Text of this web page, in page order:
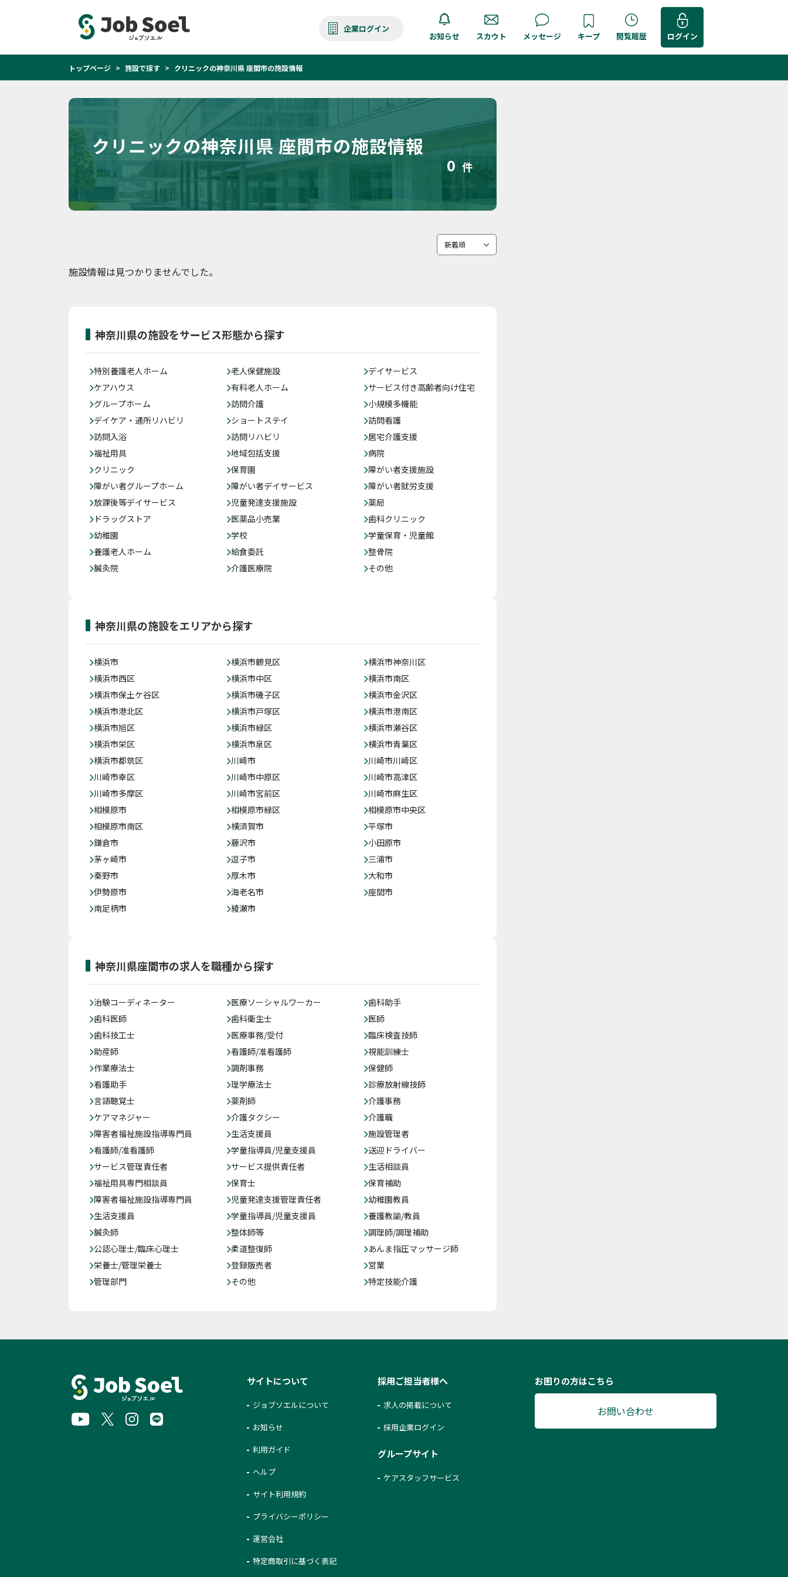
企業ログイン
お知らせ スカウト メッセージ キープ 閲覧履歴 ログイン
トップページ 施設で探す クリニックの神奈川県 座間市の施設情報
クリニックの神奈川県 座間市の施設情報
0 件
施設情報は見つかりませんでした。
神奈川県の施設をサービス形態から探す
特別養護老人ホーム 老人保健施設
デイサービス
ケアハウス
有料老人ホーム
サービス付き高齢者向け住宅
グループホーム
訪問介護
小規模多機能
デイケア・通所リハビリ
ショートステイ
訪問看護
訪問入浴
訪問リハビリ
居宅介護支援
福祉用具
地域包括支援
病院
クリニック
保育園
障がい者支援施設
障がい者グループホーム
障がい者デイサービス
障がい者就労支援
放課後等デイサービス
児童発達支援施設
薬局
ドラッグストア
医薬品小売業
歯科クリニック
幼稚園
学校
学童保育・児童館
養護老人ホーム
給食委託
整骨院
鍼灸院
介護医療院 その他
神奈川県の施設をエリアから探す
横浜市 横浜市鶴見区
横浜市神奈川区
横浜市西区
横浜市中区
横浜市南区
横浜市保土ケ谷区
横浜市磯子区
横浜市金沢区
横浜市港北区
横浜市戸塚区
横浜市港南区
横浜市旭区
横浜市緑区
横浜市瀬谷区
横浜市栄区
横浜市泉区
横浜市青葉区
横浜市都筑区
川崎市
川崎市川崎区
川崎市幸区
川崎市中原区
川崎市高津区
川崎市多摩区
川崎市宮前区
川崎市麻生区
相模原市
相模原市緑区
相模原市中央区
相模原市南区
横須賀市
平塚市
鎌倉市
藤沢市
小田原市
茅ヶ崎市
逗子市
三浦市
秦野市
厚木市
大和市
伊勢原市
海老名市
座間市
南足柄市
綾瀬市
神奈川県座間市の求人を職種から探す
治験コーディネーター 医療ソーシャルワーカー
歯科助手
歯科医師
歯科衛生士
医師
歯科技工士
医療事務/受付
臨床検査技師
助産師
看護師/准看護師
視能訓練士
作業療法士
調剤事務
保健師
看護助手
理学療法士
診療放射線技師
言語聴覚士
薬剤師
介護事務
ケアマネジャー
介護タクシー
介護職
障害者福祉施設指導専門員
生活支援員
施設管理者
看護師/准看護師
学童指導員/児童支援員
送迎ドライバー
サービス管理責任者
サービス提供責任者
生活相談員
福祉用具専門相談員
保育士
保育補助
障害者福祉施設指導専門員
児童発達支援管理責任者
幼稚園教員
生活支援員
学童指導員/児童支援員
養護教諭/教員
鍼灸師
整体師等
調理師/調理補助
公認心理士/臨床心理士
柔道整復師
あんま指圧マッサージ師
栄養士/管理栄養士
登録販売者
営業
管理部門
その他 特定技能介護
サイトについて
ジョブソエルについて
お知らせ
利用ガイド
ヘルプ
サイト利用規約
プライバシーポリシー
運営会社
特定商取引に基づく表記
採用ご担当者様へ
求人の掲載について
採用企業ログイン
グループサイト
ケアスタッフサービス
お困りの方はこちら
お問い合わせ